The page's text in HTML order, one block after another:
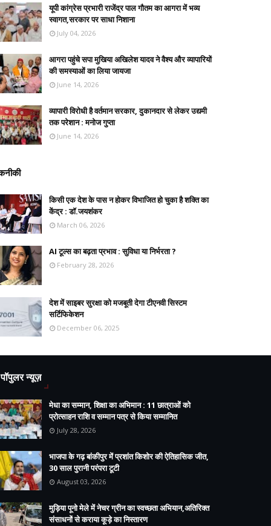
यूपी कांग्रेस प्रभारी राजेंद्र पाल गौतम का आगरा में भव्य
स्वागत,सरकार पर साधा निशाना
July 04, 2026
आगरा पहुंचे सपा मुखिया अखिलेश यादव ने वैश्य और व्यापारियों
की समस्याओं का लिया जायजा
June 14, 2026
व्यापारी विरोधी है वर्तमान सरकार, दुकानदार से लेकर उद्यमी
तक परेशान : मनोज गुप्ता
June 14, 2026
किसी एक देश के पास न होकर विभाजित हो चुका है शक्ति का
केंद्र : डॉ.जयशंकर
March 06, 2026
AI टूल्स का बढ़ता प्रभाव : सुविधा या निर्भरता ?
February 28, 2026
देश में साइबर सुरक्षा को मजबूती देगा टीएनवी सिस्टम
सर्टिफिकेशन
December 06, 2025
पॉपुलर न्यूज़
मेधा का सम्मान, शिक्षा का अभिमान : 11 छात्राओं को
प्रोत्साहन राशि व सम्मान पत्र से किया सम्मानित
July 28, 2026
भाजपा के गढ़ बांकीपुर में प्रशांत किशोर की ऐतिहासिक जीत,
30 साल पुरानी परंपरा टूटी
August 03, 2026
मुड़िया पूनो मेले में नेचर ग्रीन का स्वच्छता अभियान,अतिरिक्त
संसाधनों से कराया कूड़े का निस्तारण